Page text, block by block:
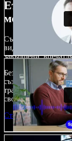
Ето само
можете да
Създавайте
видео без авторски
завършени,
Без крива на
създателите на
традиционните
свои креативни
Стартирай Studio